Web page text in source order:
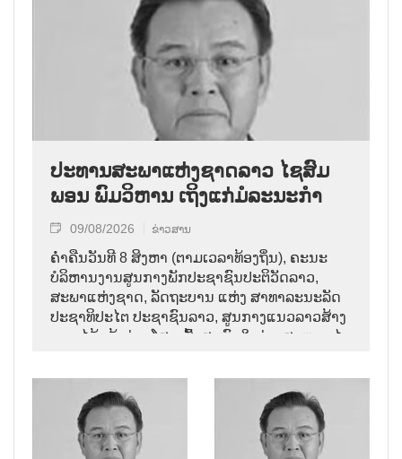
ປະທານສະພາແຫ່ງຊາດລາວ ໄຊສົມ
ພອນ ພົມວິຫານ ເຖິງແກ່ມໍລະນະກຳ
09/08/2026 ຂ່າວສານ
ຄ່ຳຄືນວັນທີ 8 ສິງຫາ (ຕາມເວລາທ້ອງຖິ່ນ), ຄະນະ
ບໍລິຫານງານສູນກາງພັກປະຊາຊົນປະຕິວັດລາວ,
ສະພາແຫ່ງຊາດ, ລັດຖະບານ ແຫ່ງ ສາທາລະນະລັດ
ປະຊາທິປະໄຕ ປະຊາຊົນລາວ, ສູນກາງແນວລາວສ້າງ
ຊາດ ໄດ້ແຈ້ງຂ່າວໂສກເສົ້າສະຫຼົດໃຈວ່າ: ສະຫາຍ ໄຊ
ໄດ້ເຖິງແກ່ມໍລະນະກຳ ໃນອາຍຸ 70 ປີ, ຫຼັງຈາກປ່ວຍ
ຮ້າຍແຮງມາເປັນໄລຍະໜຶ່ງ.